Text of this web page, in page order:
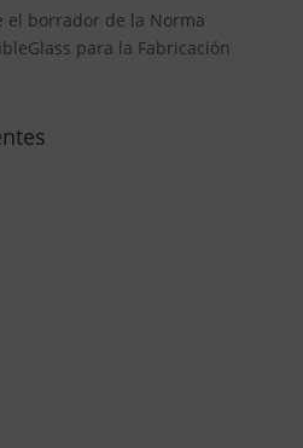
el borrador de la Norma
para la Fabricación